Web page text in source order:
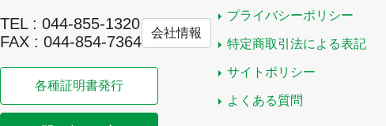
TEL : 044-855-1320
FAX : 044-854-7364
会社情報
各種証明書発行
プライバシーポリシー
特定商取引法による表記
サイトポリシー
よくある質問